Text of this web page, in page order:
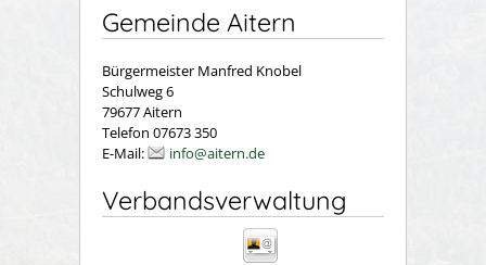
Gemeinde Aitern
Bürgermeister Manfred Knobel
Schulweg 6
79677 Aitern
Telefon 07673 350
E-Mail:
info@aitern.de
Verbandsverwaltung